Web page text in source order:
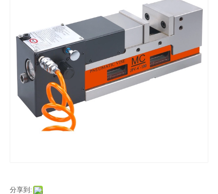
分享到: